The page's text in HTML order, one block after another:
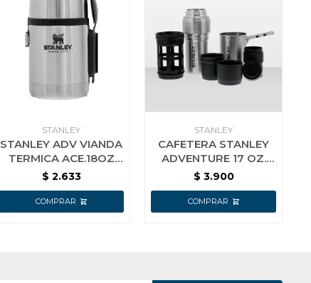
STANLEY
STANLEY ADV VIANDA
TERMICA ACE.18OZ
10-01287-038
$ 2.633
STANLEY
CAFETERA STANLEY
ADVENTURE 17 OZ.
AC.INOX.
$ 3.900